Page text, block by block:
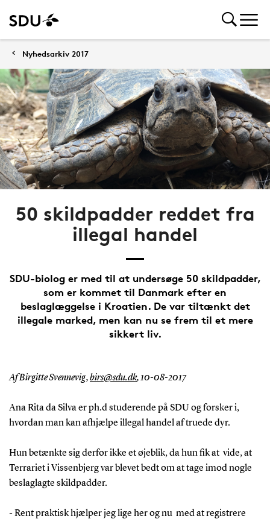
Nyhedsarkiv 2017
50 skildpadder reddet fra
illegal handel
SDU-biolog er med til at undersøge 50 skildpadder,
som er kommet til Danmark efter en
beslaglæggelse i Kroatien. De var tiltænkt det
illegale marked, men kan nu se frem til et mere
sikkert liv.
Af Birgitte Svennevig,birs@sdu.dk, 10-08-2017
Ana Rita da Silva er ph.d studerende på SDU og forsker i,
hvordan man kan afhjælpe illegal handel af truede dyr.
Hun betænkte sig derfor ikke et øjeblik, da hun fik at vide, at
Terrariet i Vissenbjerg var blevet bedt om at tage imod nogle
beslaglagte skildpadder.
-Rent praktisk hjælper jeg lige her og nu med at registrere